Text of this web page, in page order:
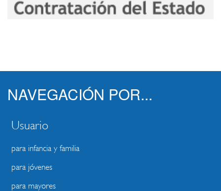
NAVEGACIÓN POR...
Usuario
para infancia y familia
para jóvenes
para mayores